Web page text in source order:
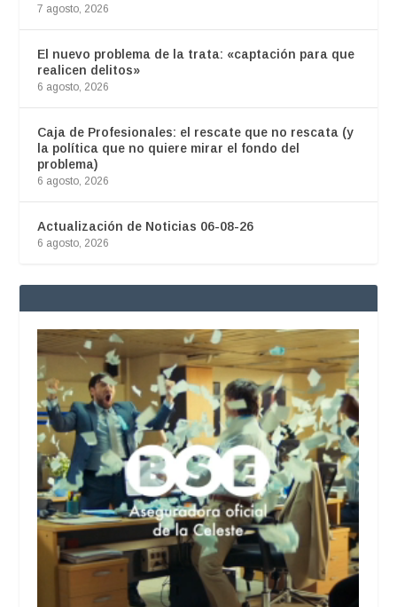
7 agosto, 2026
El nuevo problema de la trata: «captación para que
realicen delitos»
6 agosto, 2026
Caja de Profesionales: el rescate que no rescata (y
la política que no quiere mirar el fondo del
problema)
6 agosto, 2026
Actualización de Noticias 06-08-26
6 agosto, 2026